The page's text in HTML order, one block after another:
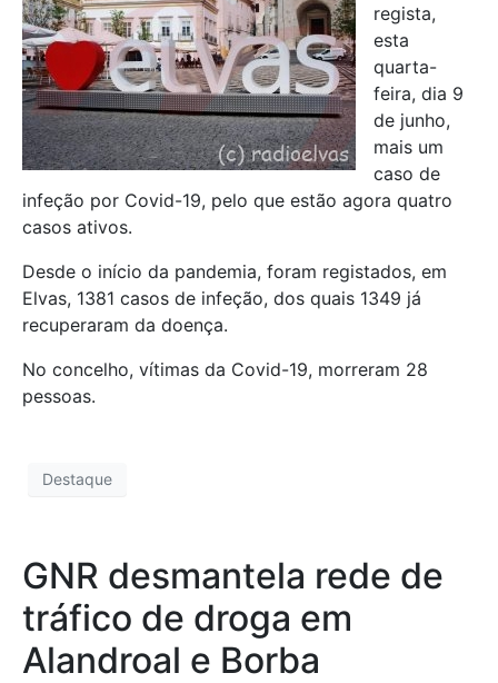
regista,
esta
quarta-
feira, dia 9
de junho,
mais um
caso de
infeção por Covid-19, pelo que estão agora quatro
casos ativos.
Desde o início da pandemia, foram registados, em
Elvas, 1381 casos de infeção, dos quais 1349 já
recuperaram da doença.
No concelho, vítimas da Covid-19, morreram 28
pessoas.
Destaque
GNR desmantela rede de
tráfico de droga em
Alandroal e Borba